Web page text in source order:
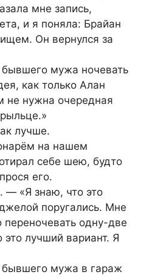
мне запись,
и я поняла: Брайан
Он вернулся за
бывшего мужа ночевать
как только Алан
не нужна очередная
лучше.
на нашем
себе шею, будто
его.
— «Я знаю, что это
поругались. Мне
переночевать одну-две
лучший вариант. Я
бывшего мужа в гараж